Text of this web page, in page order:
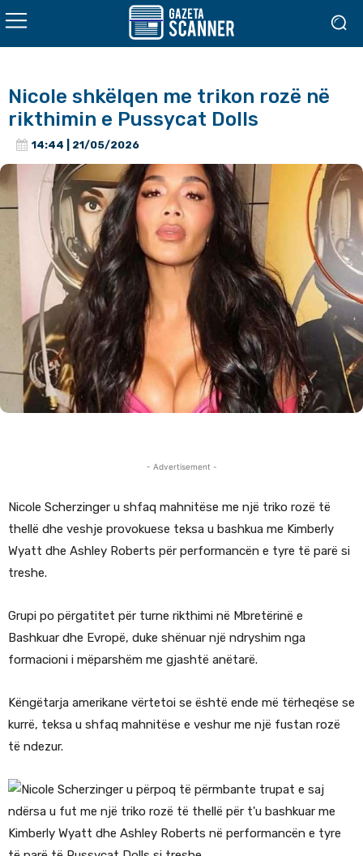
Nicole shkëlqen me trikon rozë në
rikthimin e Pussycat Dolls
14:44 | 21/05/2026
- Advertisement -
Nicole Scherzinger u shfaq mahnitëse me një triko rozë të
thellë dhe veshje provokuese teksa u bashkua me Kimberly
Wyatt dhe Ashley Roberts për performancën e tyre të parë si
treshe.
Grupi po përgatitet për turne rikthimi në Mbretërinë e
Bashkuar dhe Evropë, duke shënuar një ndryshim nga
formacioni i mëparshëm me gjashtë anëtarë.
Këngëtarja amerikane vërtetoi se është ende më tërheqëse se
kurrë, teksa u shfaq mahnitëse e veshur me një fustan rozë
të ndezur.